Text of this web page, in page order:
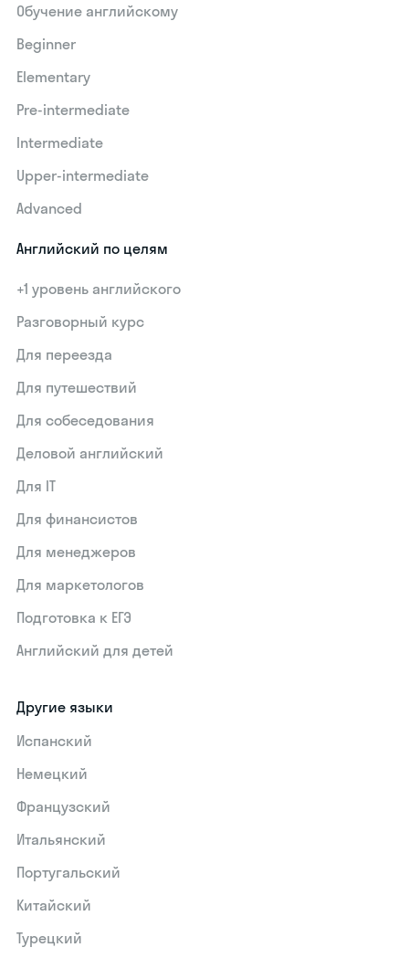
Обучение английскому
Beginner
Elementary
Pre-intermediate
Intermediate
Upper-intermediate
Advanced
Английский по целям
+1 уровень английского
Разговорный курс
Для переезда
Для путешествий
Для собеседования
Деловой английский
Для IT
Для финансистов
Для менеджеров
Для маркетологов
Подготовка к ЕГЭ
Английский для детей
Другие языки
Испанский
Немецкий
Французский
Итальянский
Португальский
Китайский
Турецкий